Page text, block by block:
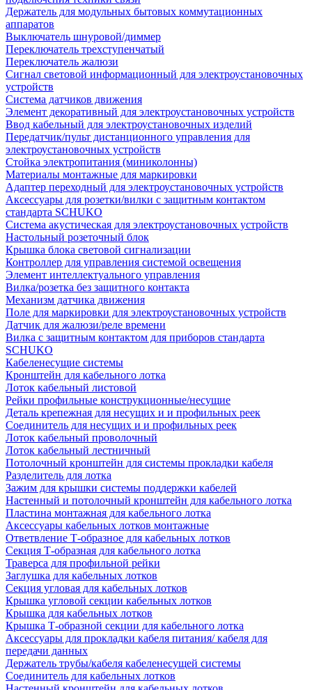
Держатель для модульных бытовых коммутационных
аппаратов
Выключатель шнуровой/диммер
Переключатель трехступенчатый
Переключатель жалюзи
Сигнал световой информационный для электроустановочных
устройств
Система датчиков движения
Элемент декоративный для электроустановочных устройств
Ввод кабельный для электроустановочных изделий
Передатчик/пульт дистанционного управления для
электроустановочных устройств
Стойка электропитания (миниколонны)
Материалы монтажные для маркировки
Адаптер переходный для электроустановочных устройств
Аксессуары для розетки/вилки с защитным контактом
стандарта SCHUKO
Система акустическая для электроустановочных устройств
Настольный розеточный блок
Крышка блока световой сигнализации
Контроллер для управления системой освещения
Элемент интеллектуального управления
Вилка/розетка без защитного контакта
Механизм датчика движения
Поле для маркировки для электроустановочных устройств
Датчик для жалюзи/реле времени
Вилка с защитным контактом для приборов стандарта
SCHUKO
Кабеленесущие системы
Кронштейн для кабельного лотка
Лоток кабельный листовой
Рейки профильные конструкционные/несущие
Деталь крепежная для несущих и и профильных реек
Соединитель для несущих и и профильных реек
Лоток кабельный проволочный
Лоток кабельный лестничный
Потолочный кронштейн для системы прокладки кабеля
Разделитель для лотка
Зажим для крышки системы поддержки кабелей
Настенный и потолочный кронштейн для кабельного лотка
Пластина монтажная для кабельного лотка
Аксессуары кабельных лотков монтажные
Ответвление Т-образное для кабельных лотков
Секция Т-образная для кабельного лотка
Траверса для профильной рейки
Заглушка для кабельных лотков
Секция угловая для кабельных лотков
Крышка угловой секции кабельных лотков
Крышка для кабельных лотков
Крышка Т-образной секции для кабельного лотка
Аксессуары для прокладки кабеля питания/ кабеля для
передачи данных
Держатель трубы/кабеля кабеленесущей системы
Соединитель для кабельных лотков